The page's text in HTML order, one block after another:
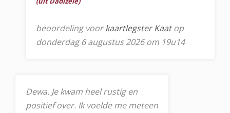
beoordeling voorkaartlegster Kaatop
donderdag 6 augustus 2026 om 19u14
Dewa. Je kwam heel rustig en
positief over. Ik voelde me meteen